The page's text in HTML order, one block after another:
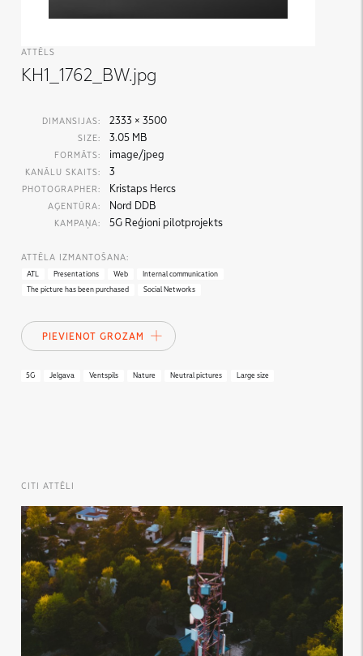
ATTĒLS
KH1_1762_BW.jpg
DIMANSIJAS: 2333 × 3500
SIZE: 3.05 MB
FORMĀTS: image/jpeg
KANĀLU SKAITS: 3
PHOTOGRAPHER: Kristaps Hercs
AĢENTŪRA: Nord DDB
KAMPAŅA: 5G Reģioni pilotprojekts
ATTĒLA IZMANTOŠANA:
ATL Presentations Web
Internal communication
The picture has been purchased
Social Networks
PIEVIENOT GROZAM
5G Jelgava Ventspils Nature Neutral pictures Large size
CITI ATTĒLI